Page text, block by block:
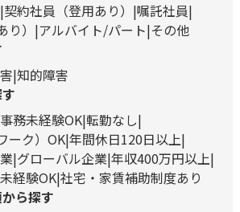
契約社員（登用あり）
嘱託社員
）
アルバイト/パート その他
知的障害
事務未経験OK 転勤なし
ーク）OK 年間休日120日以上
グローバル企業 年収400万円以上
経験OK 社宅・家賃補助制度あり
ら探す